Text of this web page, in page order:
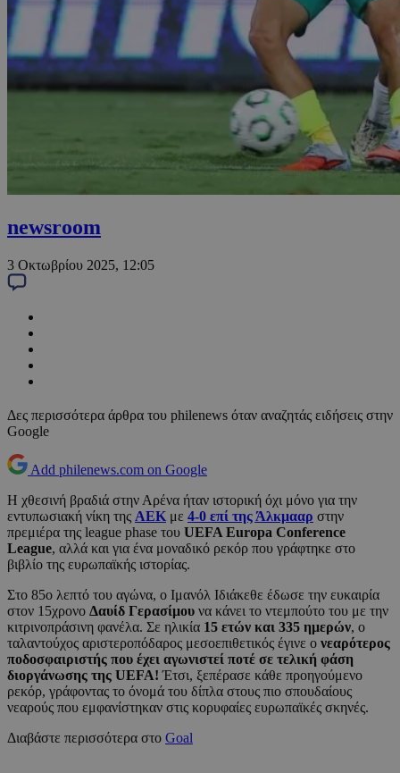
newsroom
3 Οκτωβρίου 2025, 12:05
Δες περισσότερα άρθρα του philenews όταν αναζητάς ειδήσεις στην
Google
Add philenews.com on Google
Η χθεσινή βραδιά στην Αρένα ήταν ιστορική όχι μόνο για την
εντυπωσιακή νίκη της ΑΕΚ με 4-0 επί της Άλκμααρ στην
πρεμιέρα της league phase του UEFA Europa Conference
League, αλλά και για ένα μοναδικό ρεκόρ που γράφτηκε στο
βιβλίο της ευρωπαϊκής ιστορίας.
Στο 85ο λεπτό του αγώνα, ο Ιμανόλ Ιδιάκεθε έδωσε την ευκαιρία
στον 15χρονο Δαυίδ Γερασίμου να κάνει το ντεμπούτο του με την
κιτρινοπράσινη φανέλα. Σε ηλικία 15 ετών και 335 ημερών, ο
ταλαντούχος αριστεροπόδαρος μεσοεπιθετικός έγινε ο νεαρότερος
ποδοσφαιριστής που έχει αγωνιστεί ποτέ σε τελική φάση
διοργάνωσης της UEFA! Έτσι, ξεπέρασε κάθε προηγούμενο
ρεκόρ, γράφοντας το όνομά του δίπλα στους πιο σπουδαίους
νεαρούς που εμφανίστηκαν στις κορυφαίες ευρωπαϊκές σκηνές.
Διαβάστε περισσότερα στο Goal